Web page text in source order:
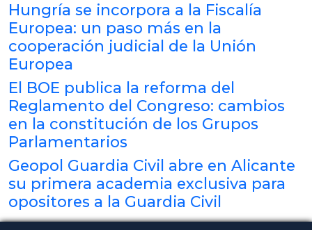
Hungría se incorpora a la Fiscalía
Europea: un paso más en la
cooperación judicial de la Unión
Europea
El BOE publica la reforma del
Reglamento del Congreso: cambios
en la constitución de los Grupos
Parlamentarios
Geopol Guardia Civil abre en Alicante
su primera academia exclusiva para
opositores a la Guardia Civil